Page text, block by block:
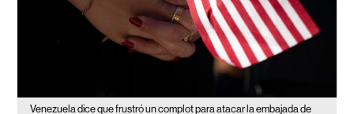
Venezuela dice que frustró un complot para atacar la embajada de